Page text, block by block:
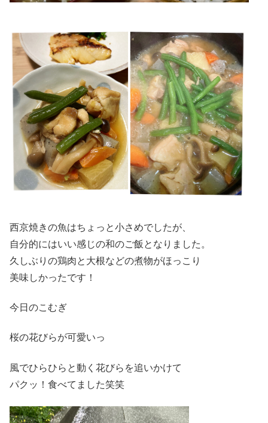
西京焼きの魚はちょっと小さめでしたが、
自分的にはいい感じの和のご飯となりました。
久しぶりの鶏肉と大根などの煮物がほっこり
美味しかったです！
今日のこむぎ
桜の花びらが可愛いっ
風でひらひらと動く花びらを追いかけて
パクッ！食べてました笑笑